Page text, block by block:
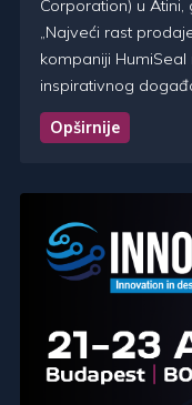
Corporation) u
„Najveći rast
kompaniji
inspirativnog
Opširnije